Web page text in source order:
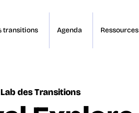
transitions Agenda Ressources
des Transitions